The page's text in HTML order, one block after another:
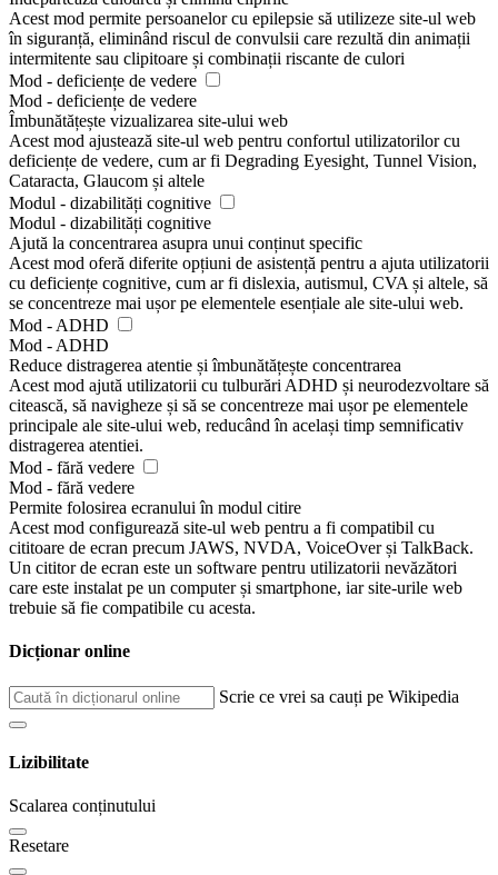
Acest mod permite persoanelor cu epilepsie să utilizeze site-ul web
în siguranță, eliminând riscul de convulsii care rezultă din animații
intermitente sau clipitoare și combinații riscante de culori
Mod - deficiențe de vedere
Mod - deficiențe de vedere
Îmbunătățește vizualizarea site-ului web
Acest mod ajustează site-ul web pentru confortul utilizatorilor cu
deficiențe de vedere, cum ar fi Degrading Eyesight, Tunnel Vision,
Cataracta, Glaucom și altele
Modul - dizabilități cognitive
Modul - dizabilități cognitive
Ajută la concentrarea asupra unui conținut specific
Acest mod oferă diferite opțiuni de asistență pentru a ajuta utilizatorii
cu deficiențe cognitive, cum ar fi dislexia, autismul, CVA și altele, să
se concentreze mai ușor pe elementele esențiale ale site-ului web.
Mod - ADHD
Mod - ADHD
Reduce distragerea atentie și îmbunătățește concentrarea
Acest mod ajută utilizatorii cu tulburări ADHD și neurodezvoltare să
citească, să navigheze și să se concentreze mai ușor pe elementele
principale ale site-ului web, reducând în același timp semnificativ
distragerea atentiei.
Mod - fără vedere
Mod - fără vedere
Permite folosirea ecranului în modul citire
Acest mod configurează site-ul web pentru a fi compatibil cu
cititoare de ecran precum JAWS, NVDA, VoiceOver și TalkBack.
Un cititor de ecran este un software pentru utilizatorii nevăzători
care este instalat pe un computer și smartphone, iar site-urile web
trebuie să fie compatibile cu acesta.
Dicționar online
Scrie ce vrei sa cauți pe Wikipedia
Lizibilitate
Scalarea conținutului
Resetare